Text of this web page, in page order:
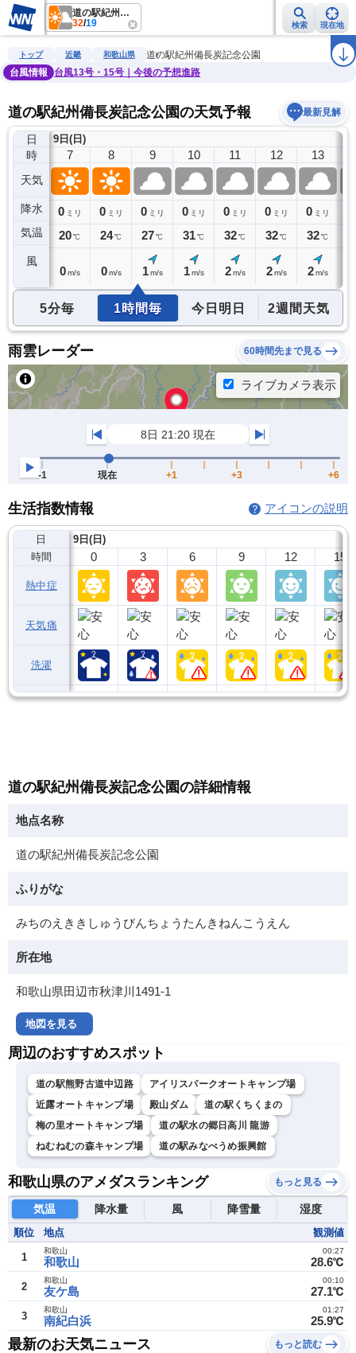
道の駅紀州備長炭記念公園
32/19 検索 現在地
雨雲レーダー 台風情報 地震情報 警報・注意報 ラ
トップ 近畿 和歌山県
道の駅紀州備長炭記念公園
台風情報
台風13号・15号｜今後の予想進路
道の駅紀州備長炭記念公園の天気予報 最新見解
日
時
天気
降水
気温
風
9日(日)
6
0ミリ
19℃
7
0 ミリ
20℃
0 m/s
8
0 ミリ
24℃
0 m/s
9
0 ミリ
27℃
1 m/s
10
0 ミリ
31℃
1 m/s
11
0 ミリ
32℃
2 m/s
12
0 ミリ
32℃
2 m/s
13
0 ミリ
32℃
2 m/s
5分毎 1時間毎 今日明日 2週間天気
雨雲レーダー 60時間先まで見る
生活指数情報 アイコンの説明
日
時間
熱中症
天気痛
洗濯
9日(日)
0 3 6 9 12 15
道の駅紀州備長炭記念公園の詳細情報
地点名称
道の駅紀州備長炭記念公園
ふりがな
みちのえききしゅうびんちょうたんきねんこうえん
所在地
和歌山県田辺市秋津川1491-1
地図を見る
周辺のおすすめスポット
道の駅熊野古道中辺路
アイリスパークオートキャンプ場
近露オートキャンプ場
殿山ダム
道の駅くちくまの
梅の里オートキャンプ場
道の駅水の郷日高川 龍游
ねむねむの森キャンプ場
道の駅みなべうめ振興館
和歌山県のアメダスランキング もっと見る
気温 降水量 風 降雪量 湿度
順位 地点 観測値
1 和歌山
和歌山
28.6℃
00:27
2 友ケ島
和歌山
27.1℃
00:10
3 南紀白浜
和歌山
25.9℃
01:27
最新のお天気ニュース もっと読む